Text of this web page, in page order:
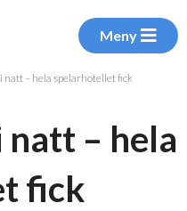
Meny
natt – hela spelarhotellet fick
– hela
fick